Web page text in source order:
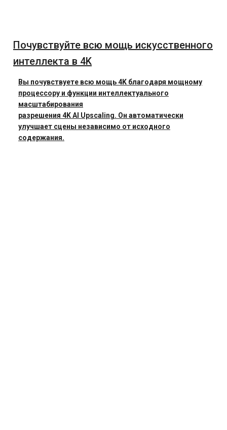
Почувствуйте всю мощь искусственного
интеллекта в 4K
Вы почувствуете всю мощь 4K благодаря мощному
процессору и функции интеллектуального
масштабирования
разрешения 4K AI Upscaling. Он автоматически
улучшает сцены независимо от исходного
содержания.